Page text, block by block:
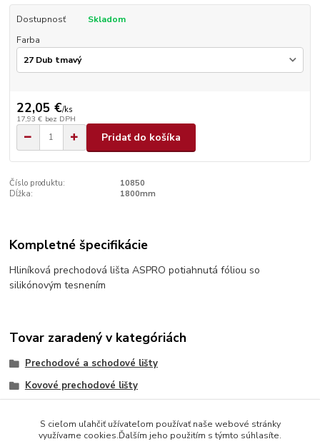
Dostupnosť
Skladom
Farba
22,05 €/ks
17,93 € bez DPH
Pridať do košíka
Číslo produktu:
10850
Dĺžka:
1800mm
Kompletné špecifikácie
Hliníková prechodová lišta ASPRO potiahnutá fóliou so
silikónovým tesnením
Tovar zaradený v kategóriách
Prechodové a schodové lišty
Kovové prechodové lišty
S cieľom uľahčiť užívateľom používať naše webové stránky
využívame cookies.Ďalším jeho použitím s týmto súhlasíte.